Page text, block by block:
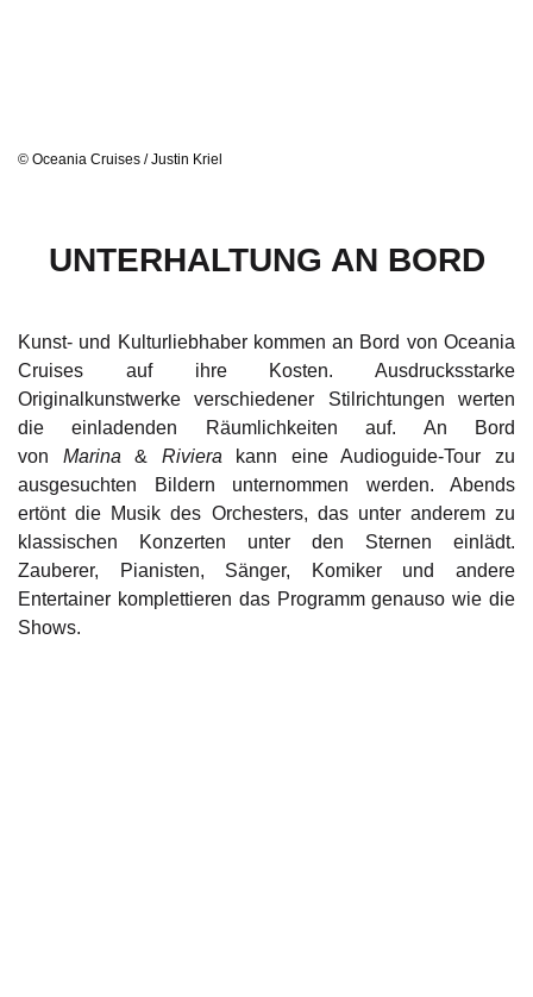
© Oceania Cruises / Justin Kriel
UNTERHALTUNG AN BORD
Kunst- und Kulturliebhaber kommen an Bord von Oceania
Cruises auf ihre Kosten. Ausdrucksstarke
Originalkunstwerke verschiedener Stilrichtungen werten
die einladenden Räumlichkeiten auf. An Bord
von Marina& Riviera kann eine Audioguide-Tour zu
ausgesuchten Bildern unternommen werden. Abends
ertönt die Musik des Orchesters, das unter anderem zu
klassischen Konzerten unter den Sternen einlädt.
Zauberer, Pianisten, Sänger, Komiker und andere
Entertainer komplettieren das Programm genauso wie die
Shows.